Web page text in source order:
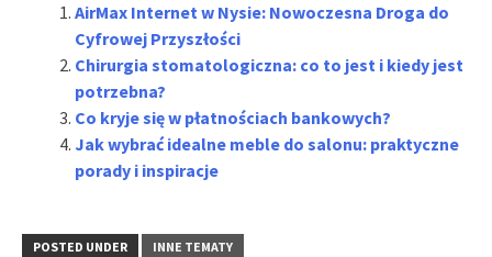
AirMax Internet w Nysie: Nowoczesna Droga do
Cyfrowej Przyszłości
Chirurgia stomatologiczna: co to jest i kiedy jest
potrzebna?
Co kryje się w płatnościach bankowych?
Jak wybrać idealne meble do salonu: praktyczne
porady i inspiracje
POSTED UNDER INNE TEMATY